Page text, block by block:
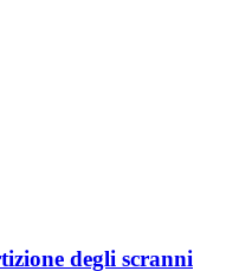
degli scranni